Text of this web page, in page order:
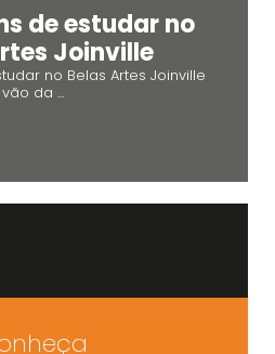
de estudar no
Joinville
no Belas Artes Joinville
vão da ...